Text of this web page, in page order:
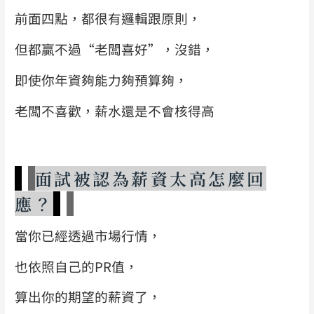
前面四點，都很有邏輯跟原則，
但都贏不過“老闆喜好”，沒錯，
即使你年資夠能力夠預算夠，
老闆不喜歡，薪水還是不會核得高
面試被認為薪資太高怎麼回
應？
當你已經透過市場行情，
也依照自己的PR值，
算出你的期望的薪資了，